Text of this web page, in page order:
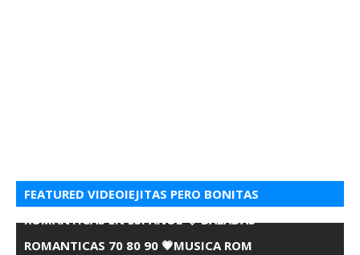
FEATURED VIDEOIEJITAS PERO BONITAS
ROMANTICAS EN ESPANOL 💘 BALADAS
ROMANTICAS 70 80 90 💗MUSICA ROM